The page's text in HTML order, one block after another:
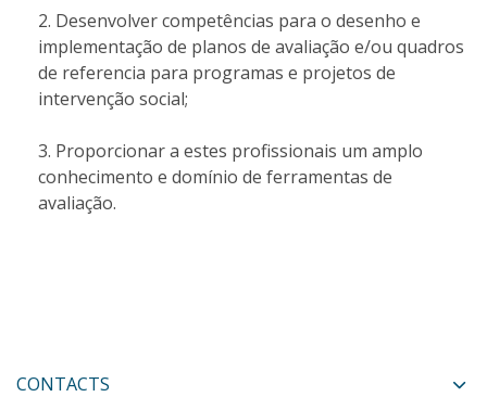
Desenvolver competências para o desenho e
implementação de planos de avaliação e/ou quadros
de referencia para programas e projetos de
intervenção social;
Proporcionar a estes profissionais um amplo
conhecimento e domínio de ferramentas de
avaliação.
CONTACTS